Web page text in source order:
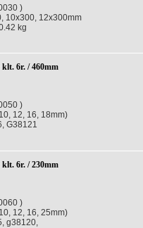
)
10x300, 12x300mm
kg
6r. / 460mm
)
12, 16, 18mm)
G38121
6r. / 230mm
)
12, 16, 25mm)
g38120,